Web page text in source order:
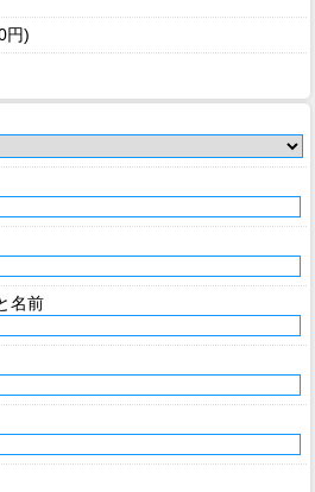
円)
名前